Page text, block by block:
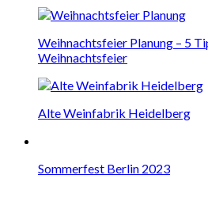
Weihnachtsfeier Planung – 5
Weihnachtsfeier
Alte Weinfabrik Heidelberg
Sommerfest Berlin 2023